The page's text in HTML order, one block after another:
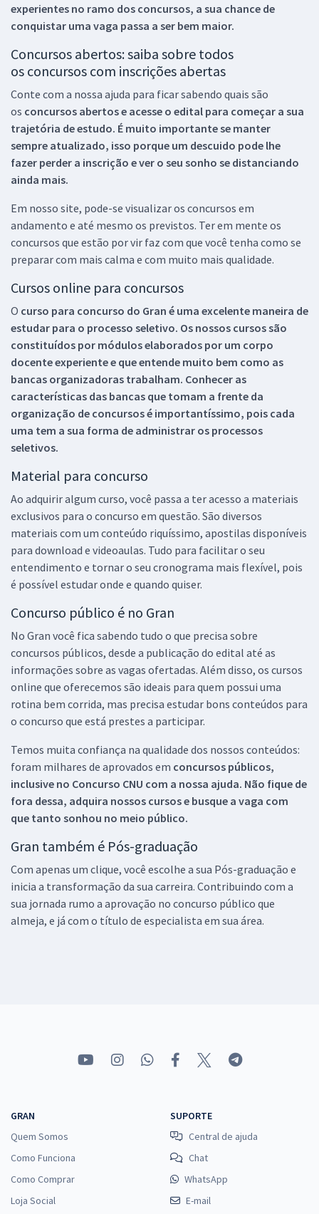
experientes no ramo dos concursos, a sua chance de
conquistar uma vaga passa a ser bem maior.
Concursos abertos: saiba sobre todos
os concursos com inscrições abertas
Conte com a nossa ajuda para ficar sabendo quais são
os concursos abertos e acesse o edital para começar a sua
trajetória de estudo. É muito importante se manter
sempre atualizado, isso porque um descuido pode lhe
fazer perder a inscrição e ver o seu sonho se distanciando
ainda mais.
Em nosso site, pode-se visualizar os concursos em
andamento e até mesmo os previstos. Ter em mente os
concursos que estão por vir faz com que você tenha como se
preparar com mais calma e com muito mais qualidade.
Cursos online para concursos
O curso para concurso do Gran é uma excelente maneira de
estudar para o processo seletivo. Os nossos cursos são
constituídos por módulos elaborados por um corpo
docente experiente e que entende muito bem como as
bancas organizadoras trabalham. Conhecer as
características das bancas que tomam a frente da
organização de concursos é importantíssimo, pois cada
uma tem a sua forma de administrar os processos
seletivos.
Material para concurso
Ao adquirir algum curso, você passa a ter acesso a materiais
exclusivos para o concurso em questão. São diversos
materiais com um conteúdo riquíssimo, apostilas disponíveis
para download e videoaulas. Tudo para facilitar o seu
entendimento e tornar o seu cronograma mais flexível, pois
é possível estudar onde e quando quiser.
Concurso público é no Gran
No Gran você fica sabendo tudo o que precisa sobre
concursos públicos, desde a publicação do edital até as
informações sobre as vagas ofertadas. Além disso, os cursos
online que oferecemos são ideais para quem possui uma
rotina bem corrida, mas precisa estudar bons conteúdos para
o concurso que está prestes a participar.
Temos muita confiança na qualidade dos nossos conteúdos:
foram milhares de aprovados em concursos públicos,
inclusive no Concurso CNU com a nossa ajuda. Não fique de
fora dessa, adquira nossos cursos e busque a vaga com
que tanto sonhou no meio público.
Gran também é Pós-graduação
Com apenas um clique, você escolhe a sua Pós-graduação e
inicia a transformação da sua carreira. Contribuindo com a
sua jornada rumo a aprovação no concurso público que
almeja, e já com o título de especialista em sua área.
GRAN
Quem Somos
Como Funciona
Como Comprar
Loja Social
SUPORTE
Central de ajuda
Chat
WhatsApp
E-mail